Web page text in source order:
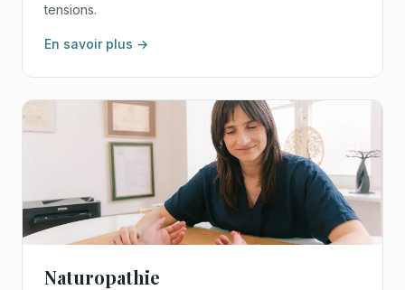
tensions.
En savoir plus →
Naturopathie